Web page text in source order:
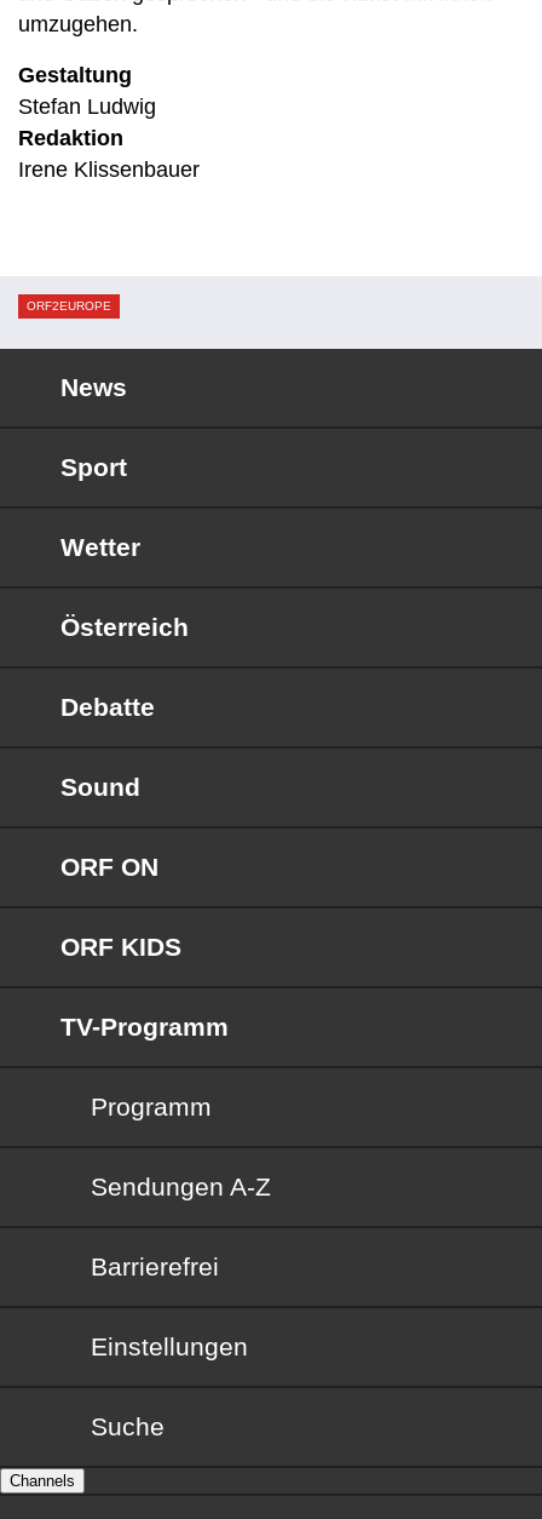
umzugehen.
Gestaltung
Stefan Ludwig
Redaktion
Irene Klissenbauer
ORF2EUROPE
News
Sport
Wetter
Österreich
Debatte
Sound
ORF ON
ORF KIDS
TV-Programm
Programm
Sendungen von A bis Z
Sendungen A-Z
Barrierefrei
Barrierefrei
Einstellungen
Suche
Channels